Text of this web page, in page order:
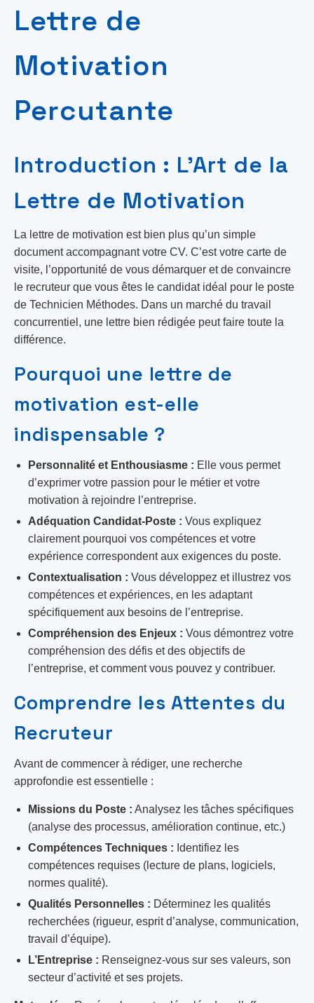
Lettre de
Motivation
Percutante
Introduction : L’Art de la
Lettre de Motivation
La lettre de motivation est bien plus qu’un simple
document accompagnant votre CV. C’est votre carte de
visite, l’opportunité de vous démarquer et de convaincre
le recruteur que vous êtes le candidat idéal pour le poste
de Technicien Méthodes. Dans un marché du travail
concurrentiel, une lettre bien rédigée peut faire toute la
différence.
Pourquoi une lettre de
motivation est-elle
indispensable ?
Personnalité et Enthousiasme : Elle vous permet
d’exprimer votre passion pour le métier et votre
motivation à rejoindre l’entreprise.
Adéquation Candidat-Poste : Vous expliquez
clairement pourquoi vos compétences et votre
expérience correspondent aux exigences du poste.
Contextualisation : Vous développez et illustrez vos
compétences et expériences, en les adaptant
spécifiquement aux besoins de l’entreprise.
Compréhension des Enjeux : Vous démontrez votre
compréhension des défis et des objectifs de
l’entreprise, et comment vous pouvez y contribuer.
Comprendre les Attentes du
Recruteur
Avant de commencer à rédiger, une recherche
approfondie est essentielle :
Missions du Poste : Analysez les tâches spécifiques
(analyse des processus, amélioration continue, etc.)
Compétences Techniques : Identifiez les
compétences requises (lecture de plans, logiciels,
normes qualité).
Qualités Personnelles : Déterminez les qualités
recherchées (rigueur, esprit d’analyse, communication,
travail d’équipe).
L’Entreprise : Renseignez-vous sur ses valeurs, son
secteur d’activité et ses projets.